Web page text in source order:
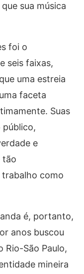
sua música
foi o
seis faixas,
uma estreia
faceta
Suas
público,
e
tão
como
é, portanto,
anos buscou
Rio-São Paulo,
mineira